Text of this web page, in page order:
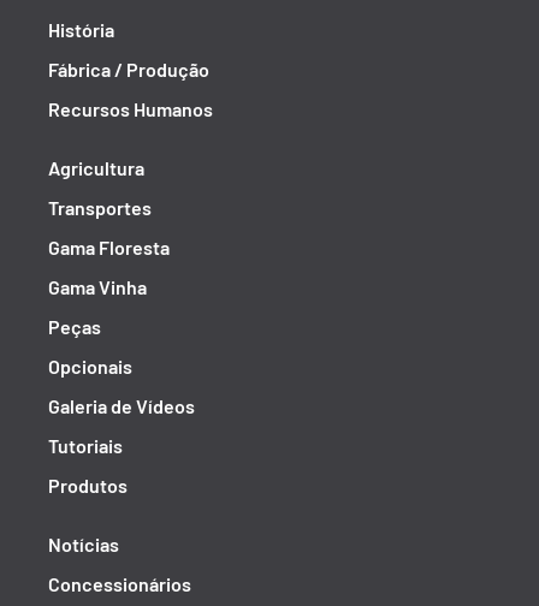
História
Fábrica / Produção
Recursos Humanos
Agricultura
Transportes
Gama Floresta
Gama Vinha
Peças
Opcionais
Galeria de Vídeos
Tutoriais
Produtos
Notícias
Concessionários